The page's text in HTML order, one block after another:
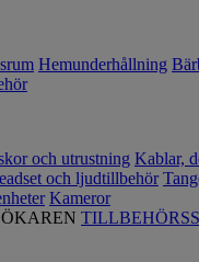
Hemunderhållning
och utrustning Kablar,
och ljudtillbehör
Kameror